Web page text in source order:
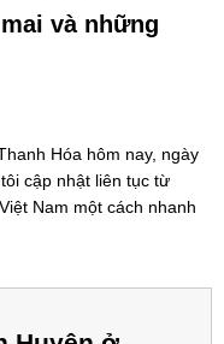
và những
Hóa hôm nay, ngày
cập nhật liên tục từ
Nam một cách nhanh